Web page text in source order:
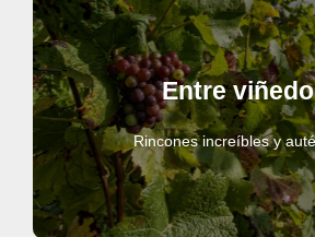
Entre
Rincones increíbles y